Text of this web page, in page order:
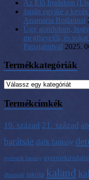
Az Élő Irodalom
Japán egyike a
Anamaria Borlannal
Úgy gondolom,
megfigyelői, és
Papajannival 2025.
Termékkategóriák
Termékcímkék
19. század 21. század
barátság dark fantasy
gyermek fantasy
illusztrált iskola kaland